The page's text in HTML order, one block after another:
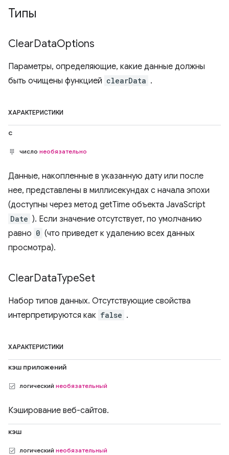
Типы
ClearDataOptions
Параметры, определяющие, какие данные должны
быть очищены функцией clearData .
ХАРАКТЕРИСТИКИ
с
число необязательно
Данные, накопленные в указанную дату или после
нее, представлены в миллисекундах с начала эпохи
(доступны через метод getTime объекта JavaScript
Date ). Если значение отсутствует, по умолчанию
равно 0 (что приведет к удалению всех данных
просмотра).
ClearDataTypeSet
Набор типов данных. Отсутствующие свойства
интерпретируются как false .
ХАРАКТЕРИСТИКИ
кэш приложений
логический необязательный
Кэширование веб-сайтов.
кэш
логический необязательный